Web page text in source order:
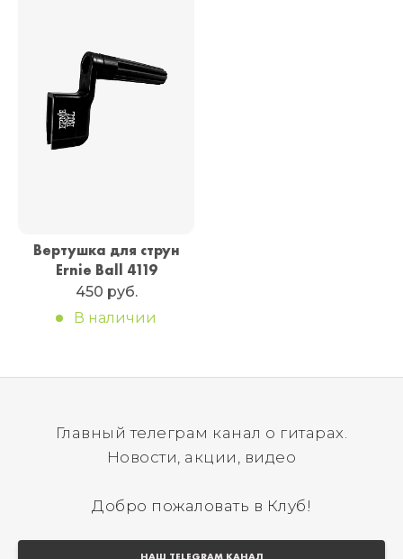
Вертушка для струн
Ernie Ball 4119
450 руб.
В наличии
Главный телеграм канал о гитарах.
Новости, акции, видео
Добро пожаловать в Клуб!
НАШ TELEGRAM КАНАЛ